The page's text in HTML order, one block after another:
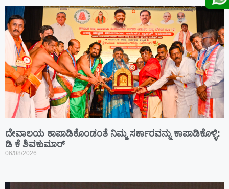
ದೇವಾಲಯ ಕಾಪಾಡಿಕೊಂಡಂತೆ ನಿಮ್ಮ ಸರ್ಕಾರವನ್ನು ಕಾಪಾಡಿಕೊಳ್ಳಿ:
ಡಿ ಕೆ ಶಿವಕುಮಾರ್
06/08/2026